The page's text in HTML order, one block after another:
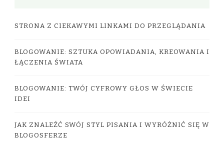
STRONA Z CIEKAWYMI LINKAMI DO PRZEGLĄDANIA
BLOGOWANIE: SZTUKA OPOWIADANIA, KREOWANIA I
ŁĄCZENIA ŚWIATA
BLOGOWANIE: TWÓJ CYFROWY GŁOS W ŚWIECIE
IDEI
JAK ZNALEŹĆ SWÓJ STYL PISANIA I WYRÓŻNIĆ SIĘ W
BLOGOSFERZE